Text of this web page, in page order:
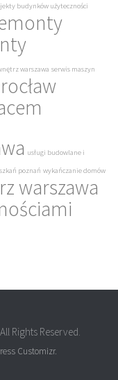
budynków użyteczności
warszawa serwis maszyn
usługi budowlane i
poznań wykańczanie domów
warszawa
Rights Reserved.
Customizr.